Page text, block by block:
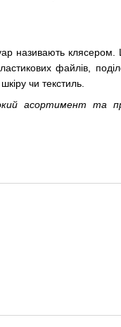
називають клясером.
файлів,
чи текстиль.
асортимент та